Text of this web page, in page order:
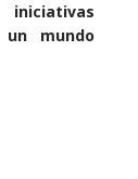
mundo